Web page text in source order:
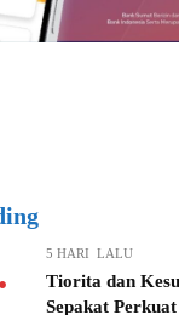
5 HARI LALU
Tiorita dan
Sepakat